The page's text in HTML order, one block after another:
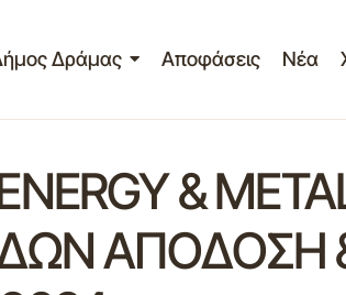
Δράμας Αποφάσεις Νέα
&
ΑΠΟΔΟΣΗ